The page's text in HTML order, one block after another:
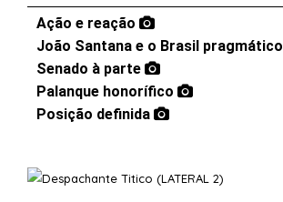
Ação e reação
João Santana e o Brasil pragmático
Senado à parte
Palanque honorífico
Posição definida